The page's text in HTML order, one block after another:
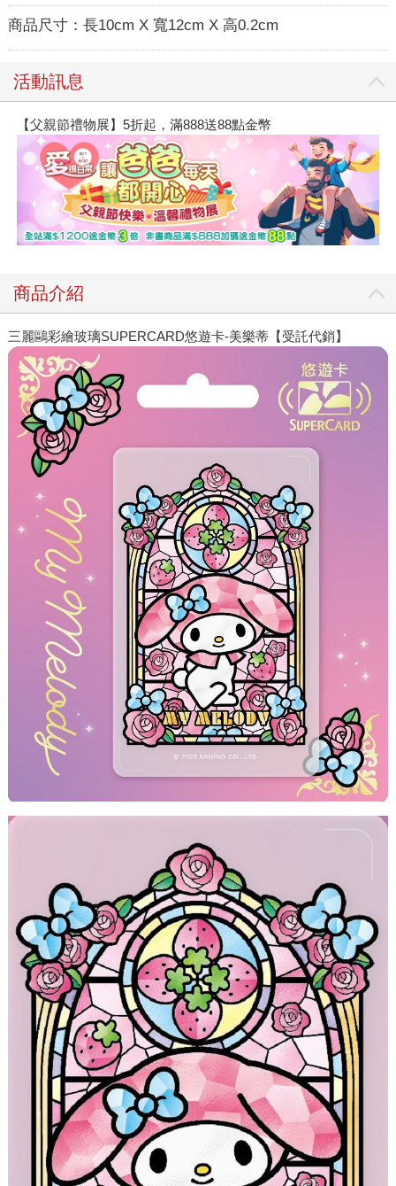
商品尺寸： 長10cm X 寬12cm X 高0.2cm
活動訊息
【父親節禮物展】5折起，滿888送88點金幣
商品介紹
三麗鷗彩繪玻璃SUPERCARD悠遊卡-美樂蒂【受託代銷】